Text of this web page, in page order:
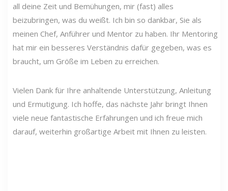
all deine Zeit und Bemühungen, mir (fast) alles
beizubringen, was du weißt. Ich bin so dankbar, Sie als
meinen Chef, Anführer und Mentor zu haben. Ihr Mentoring
hat mir ein besseres Verständnis dafür gegeben, was es
braucht, um Größe im Leben zu erreichen.
Vielen Dank für Ihre anhaltende Unterstützung, Anleitung
und Ermutigung. Ich hoffe, das nächste Jahr bringt Ihnen
viele neue fantastische Erfahrungen und ich freue mich
darauf, weiterhin großartige Arbeit mit Ihnen zu leisten.